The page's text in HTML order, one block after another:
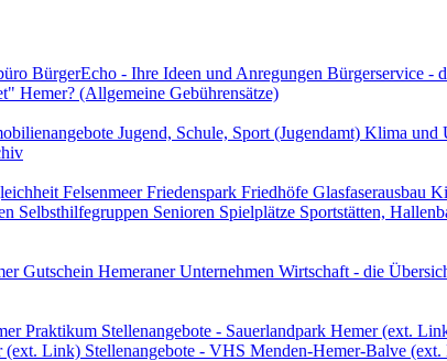
BürgerEcho - Ihre Ideen und Anregungen Bürgerservice -
Hemer? (Allgemeine Gebührensätze)
Jugend, Schule, Sport (Jugendamt) Klima und
FelsenmeerFriedenspark Friedhöfe Glasfaserausbau
Selbsthilfegruppen Senioren Spielplätze Sportstätten,
Gutschein Hemeraner Unternehmen Wirtschaft - die
Praktikum Stellenangebote - Sauerlandpark Hemer (ext.
(ext. Link) Stellenangebote - VHS Menden-Hemer-Balve